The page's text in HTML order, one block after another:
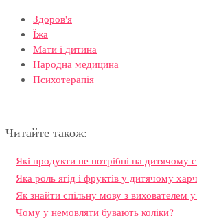
Здоров'я
Їжа
Мати і дитина
Народна медицина
Психотерапія
Читайте також:
Які продукти не потрібні на дитячому
Яка роль ягід і фруктів у дитячому
Як знайти спільну мову з вихователем
Чому у немовляти бувають коліки?